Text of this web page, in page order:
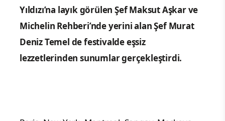
Yıldızı’na layık görülen Şef Maksut Aşkar ve
Michelin Rehberi’nde yerini alan Şef Murat
Deniz Temel de festivalde eşsiz
lezzetlerinden sunumlar gerçekleştirdi.